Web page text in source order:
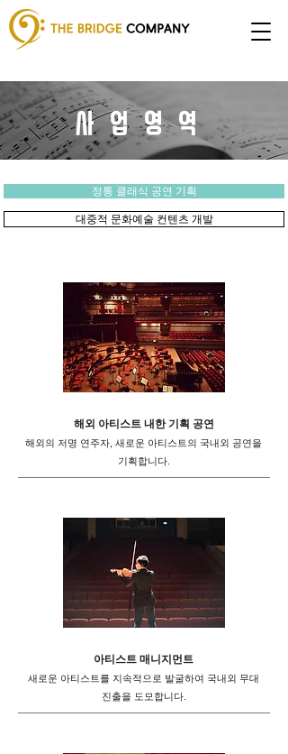
사업영역
정통 클래식 공연 기획
대중적 문화예술 컨텐츠 개발
해외 아티스트 내한 기획 공연
해외의 저명 연주자, 새로운 아티스트의 국내외 공연을
기획합니다.
아티스트 매니지먼트
새로운 아티스트를 지속적으로 발굴하여 국내외 무대
진출을 도모합니다.